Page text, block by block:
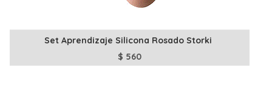
Set Aprendizaje Silicona Rosado Storki
$ 560